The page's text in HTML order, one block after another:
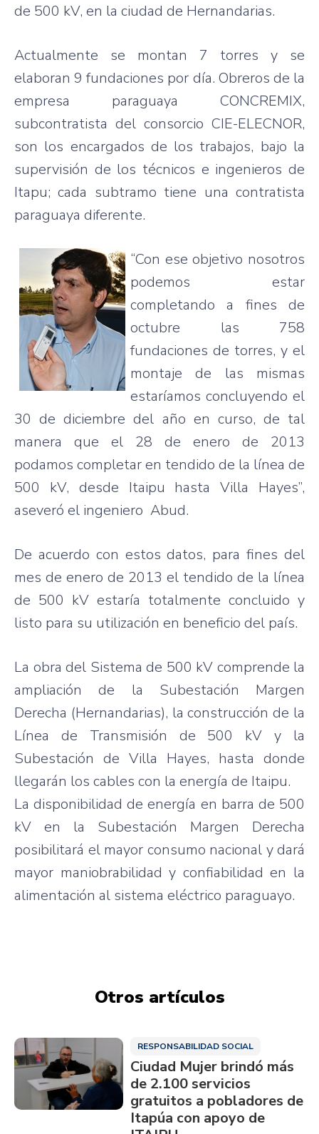
de 500 kV, en la ciudad de Hernandarias.
Actualmente se montan 7 torres y se
elaboran 9fundaciones por día. Obreros de la
empresa
paraguaya CONCREMIX,
subcontratista del consorcio CIE-ELECNOR,
son los encargados de los trabajos, bajo la
supervisión de los técnicos e ingenieros de
Itapu;cada subtramo tiene una contratista
paraguaya diferente.
“Con ese objetivo nosotros
podemos
estar
completando a fines de
octubre
las 758
fundaciones de torres, y el
montaje de las
mismas
estaríamos concluyendo el
30 dediciembre del año en curso, de tal
manera
que el 28 de enero de 2013
podamos completaren tendido de la línea de
500 kV, desde Itaipu hasta Villa Hayes”,
aseveró el ingeniero Abud.
De acuerdo con estos datos, para fines del
mes de enero de 2013 el tendido de la línea
de 500 kV estaría totalmente concluido y
listo para su utilización en beneficio del país.
La obra del Sistema de 500 kV comprende la
ampliación de la Subestación
Margen
Derecha (Hernandarias), laconstrucción de la
Línea de Transmisión de 500 kV y la
Subestación de Villa Hayes, hasta donde
llegarán los cables con la energía de Itaipu.
Ladisponibilidad deenergía en barra de 500
kV en la Subestación Margen
Derecha
posibilitará el mayor consumo nacional ydará
mayor maniobrabilidad y confiabilidad en la
alimentación al sistema eléctrico paraguayo.
Otros artículos
RESPONSABILIDAD SOCIAL
Ciudad Mujer brindó más
de 2.100 servicios
gratuitos a pobladores de
Itapúa con apoyo de